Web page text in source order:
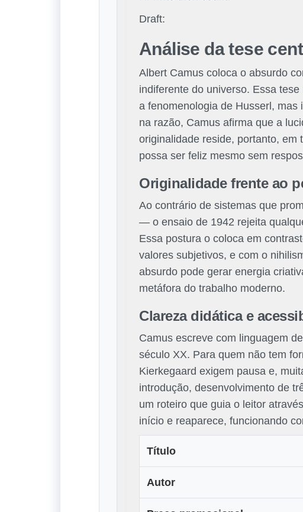
Draft:
Análise da tese
Albert Camus coloca o absurdo
indiferente do universo. Essa
a fenomenologia de Husserl, mas
na razão, Camus afirma que a
originalidade reside, portanto, em
possa ser feliz mesmo sem
Originalidade frente ao
Ao contrário de sistemas que
— o ensaio de 1942 rejeita
Essa postura o coloca em
valores subjetivos, e com o
absurdo pode gerar energia
metáfora do trabalho moderno.
Clareza didática e
Camus escreve com linguagem
século XX. Para quem não tem
Kierkegaard exigem pausa e,
introdução, desenvolvimento de
um roteiro que guia o leitor
início e reaparece, funcionando
Título
Autor